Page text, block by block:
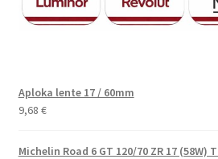
Aploka lente 17 / 60mm
9,68 €
Michelin Road 6 GT 120/70 ZR 17 (58W)